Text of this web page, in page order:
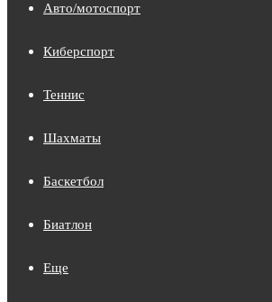
Авто/мотоспорт
Киберспорт
Теннис
Шахматы
Баскетбол
Биатлон
Еще